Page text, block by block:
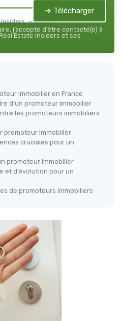
Insiders — 2026
➔ Télécharger
j’accepte d’être contacté(e) à
Estate Insiders et ses
immobilier en France
d’un promoteur immobilier
les promoteurs immobiliers
promoteur immobilier
cruciales pour un
promoteur immobilier
et d’évolution pour un
de promoteurs immobiliers